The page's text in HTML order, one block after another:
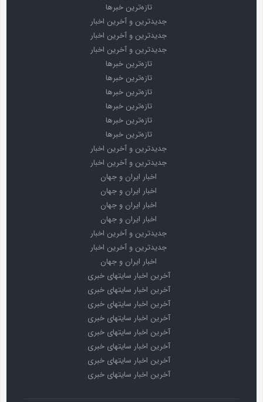
تازه‌ترین خبرها
جدیدترین و آخرین اخبار
جدیدترین و آخرین اخبار
جدیدترین و آخرین اخبار
تازه‌ترین خبرها
تازه‌ترین خبرها
تازه‌ترین خبرها
تازه‌ترین خبرها
تازه‌ترین خبرها
تازه‌ترین خبرها
جدیدترین و آخرین اخبار
جدیدترین و آخرین اخبار
اخبار ایران و جهان
اخبار ایران و جهان
اخبار ایران و جهان
اخبار ایران و جهان
جدیدترین و آخرین اخبار
جدیدترین و آخرین اخبار
اخبار ایران و جهان
آخرین اخبار سایتهای خبری
آخرین اخبار سایتهای خبری
آخرین اخبار سایتهای خبری
آخرین اخبار سایتهای خبری
آخرین اخبار سایتهای خبری
آخرین اخبار سایتهای خبری
آخرین اخبار سایتهای خبری
آخرین اخبار سایتهای خبری